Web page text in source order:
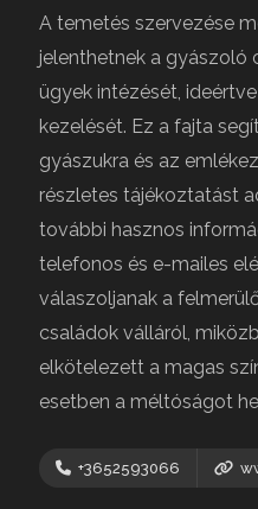
A temetés szervezése
jelenthetnek a gyászoló
ügyek intézését,
kezelését. Ez a fajta
gyászukra és az
részletes tájékoztatást
további hasznos
telefonos és e-mailes
válaszoljanak a
családok válláról,
elkötelezett a magas
esetben a méltóságot
+3652593066